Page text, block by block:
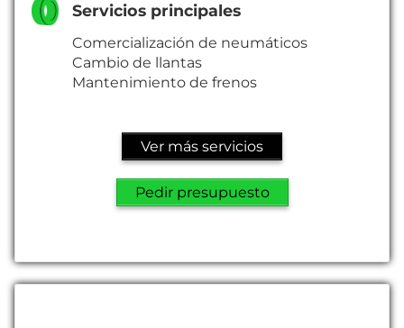
Servicios principales
Comercialización de neumáticos
Cambio de llantas
Mantenimiento de frenos
Ver más servicios
Pedir presupuesto